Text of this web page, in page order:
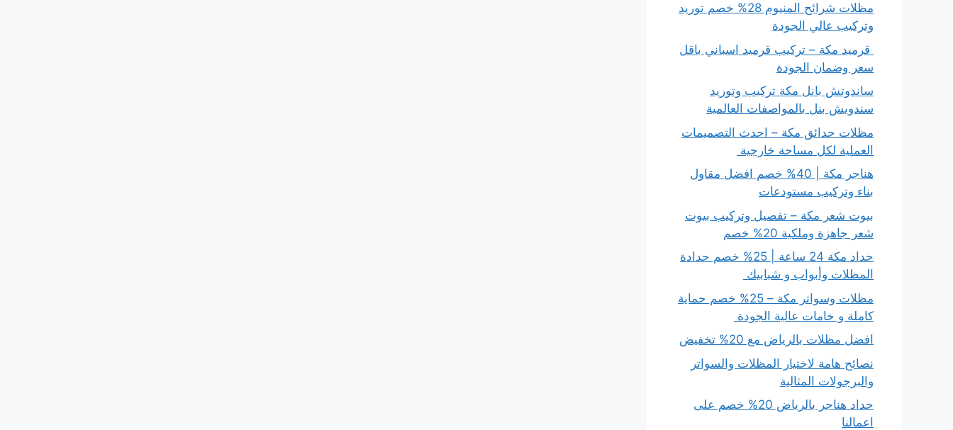
مظلات شرائح المنيوم 28% خصم توريد
وتركيب عالي الجودة
قرميد مكة – تركيب قرميد اسباني باقل
سعر وضمان الجودة
ساندوتش بانل مكة تركيب وتوريد
سندويش بنل بالمواصفات العالمية
مظلات حدائق مكة – احدث التصميمات
العملية لكل مساحة خارجية
هناجر مكة | 40% خصم افضل مقاول
بناء وتركيب مستودعات
بيوت شعر مكة – تفصيل وتركيب بيوت
شعر جاهزة وملكية 20% خصم
حداد مكة 24 ساعة | 25% خصم حدادة
المظلات وأبواب و شبابيك
مظلات وسواتر مكة – 25% خصم حماية
كاملة و خامات عالية الجودة
افضل مظلات بالرياض مع 20% تخفيض
نصائح هامة لاختيار المظلات والسواتر
والبرجولات المثالية
حداد هناجر بالرياض 20% خصم على
اعمالنا